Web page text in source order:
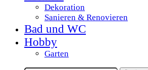
Dekoration
Sanieren & Renovieren
Bad und WC
Hobby
Garten